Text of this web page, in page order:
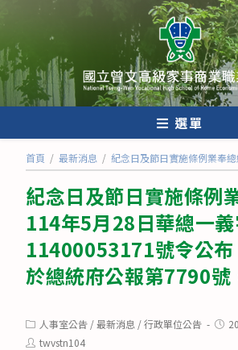
轉
至
主
要
內
選單
首頁 / 最新消息 / 紀念日及節日實施條例業奉
紀念日及節日實施條例
114年5月28日華總一
11400053171號令公
於總統府公報第7790號
Post
category:
人事室公告 /最新消息 /行政單位公告
Post
Posttwvstn104